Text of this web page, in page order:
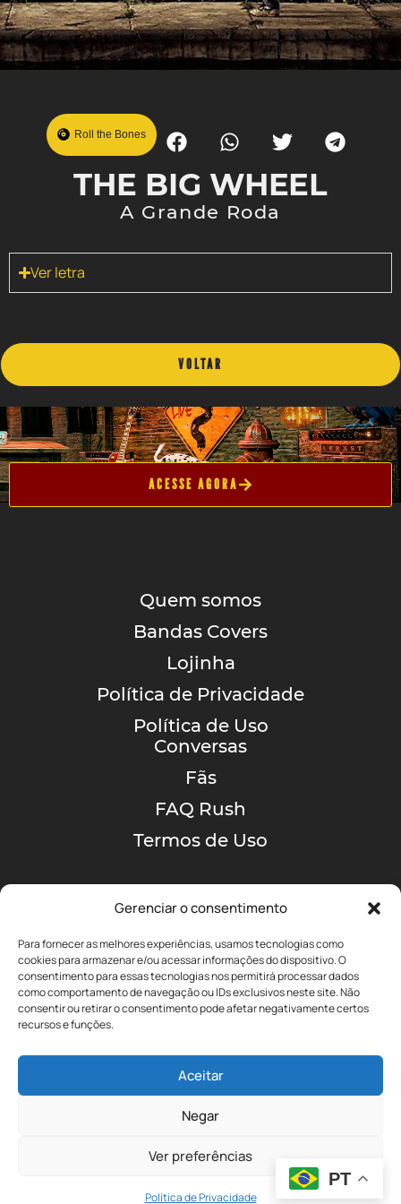
Gerenciar o consentimento
Para fornecer as melhores experiências, usamos tecnologias como
cookies para armazenar e/ou acessar informações do dispositivo. O
consentimento para essas tecnologias nos permitirá processar dados
como comportamento de navegação ou IDs exclusivos neste site. Não
consentir ou retirar o consentimento pode afetar negativamente certos
recursos e funções.
Aceitar
Negar
Ver preferências
Política de Privacidade
Roll the Bones
THE BIG WHEEL
A Grande Roda
Ver letra
VOLTAR
ACESSE AGORA
Quem somos
Bandas Covers
Lojinha
Política de Privacidade
Política de Uso
Conversas
Fãs
FAQ Rush
Termos de Uso
A MAIOR COMUNIDADE
DE RUSH NO BRASIL!
yyz@portalrushbrasil.com.br
PT